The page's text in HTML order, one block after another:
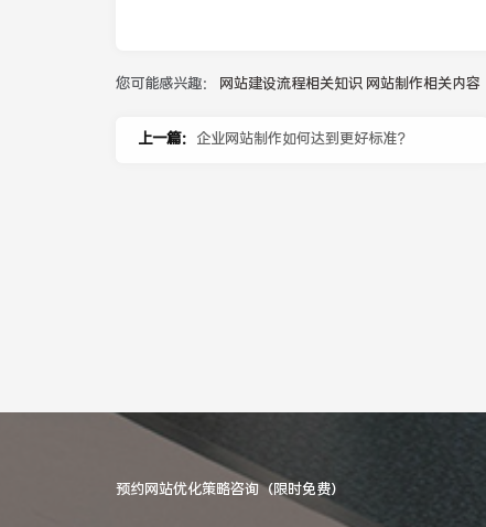
您可能感兴趣： 网站建设流程相关知识 网站制作相关内容
上一篇： 企业网站制作如何达到更好标准？
预约网站优化策略咨询（限时免费）